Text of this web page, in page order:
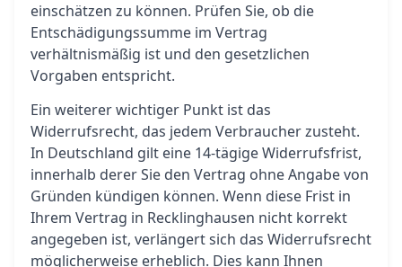
einschätzen zu können. Prüfen Sie, ob die
Entschädigungssumme im Vertrag
verhältnismäßig ist und den gesetzlichen
Vorgaben entspricht.
Ein weiterer wichtiger Punkt ist das
Widerrufsrecht, das jedem Verbraucher zusteht.
In Deutschland gilt eine 14-tägige Widerrufsfrist,
innerhalb derer Sie den Vertrag ohne Angabe von
Gründen kündigen können. Wenn diese Frist in
Ihrem Vertrag in Recklinghausen nicht korrekt
angegeben ist, verlängert sich das Widerrufsrecht
möglicherweise erheblich. Dies kann Ihnen